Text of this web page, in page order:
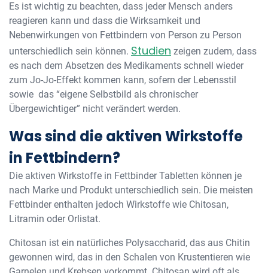
Es ist wichtig zu beachten, dass jeder Mensch anders
reagieren kann und dass die Wirksamkeit und
Nebenwirkungen von Fettbindern von Person zu Person
unterschiedlich sein können. Studien zeigen zudem, dass
es nach dem Absetzen des Medikaments schnell wieder
zum Jo-Jo-Effekt kommen kann, sofern der Lebensstil
sowie das “eigene Selbstbild als chronischer
Übergewichtiger” nicht verändert werden.
Was sind die aktiven Wirkstoffe
in Fettbindern?
Die aktiven Wirkstoffe in Fettbinder Tabletten können je
nach Marke und Produkt unterschiedlich sein. Die meisten
Fettbinder enthalten jedoch Wirkstoffe wie Chitosan,
Litramin oder Orlistat.
Chitosan ist ein natürliches Polysaccharid, das aus Chitin
gewonnen wird, das in den Schalen von Krustentieren wie